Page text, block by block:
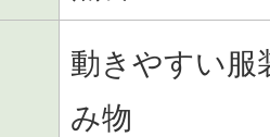
動きやすい服
み物